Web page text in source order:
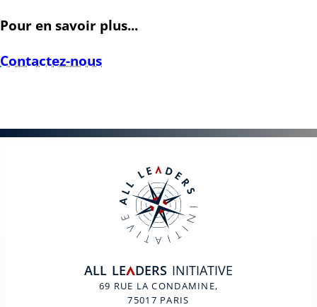
Pour en savoir plus...
Contactez-nous
ALL LEADERS INITIATIVE
69 RUE LA CONDAMINE,
75017 PARIS